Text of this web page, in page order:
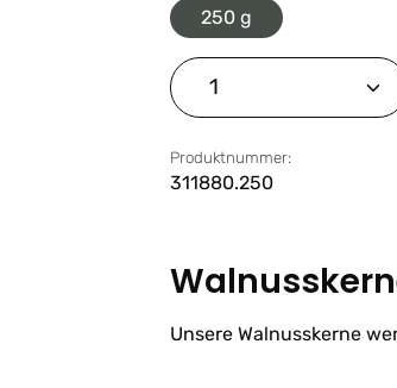
250 g
Produkt Anzahl:
Produktnummer:
311880.250
Unsere Walnusskerne